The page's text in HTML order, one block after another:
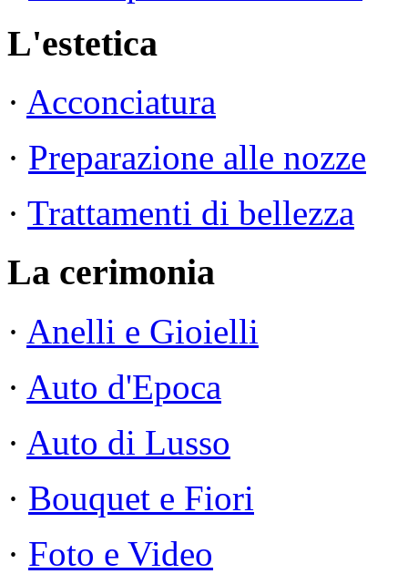
L'estetica
· Acconciatura
· Preparazione alle nozze
· Trattamenti di bellezza
La cerimonia
· Anelli e Gioielli
· Auto d'Epoca
· Auto di Lusso
· Bouquet e Fiori
· Foto e Video